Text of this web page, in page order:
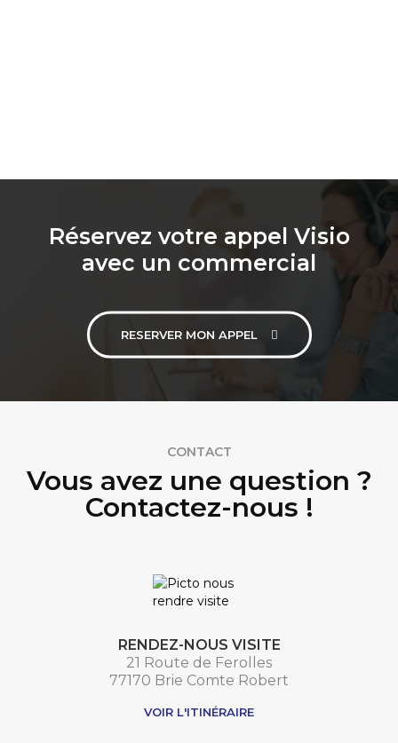
Réservez votre appel Visio
avec un commercial
RESERVER MON APPEL
CONTACT
Vous avez une question ?
Contactez-nous !
RENDEZ-NOUS VISITE
21 Route de Ferolles
77170 Brie Comte Robert
VOIR L'ITINÉRAIRE